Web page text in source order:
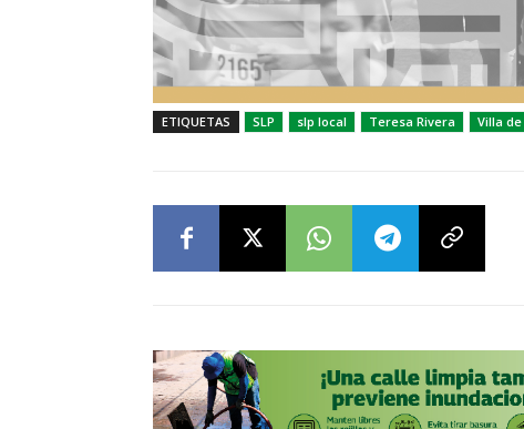
ETIQUETAS SLP slp local Teresa Rivera Villa